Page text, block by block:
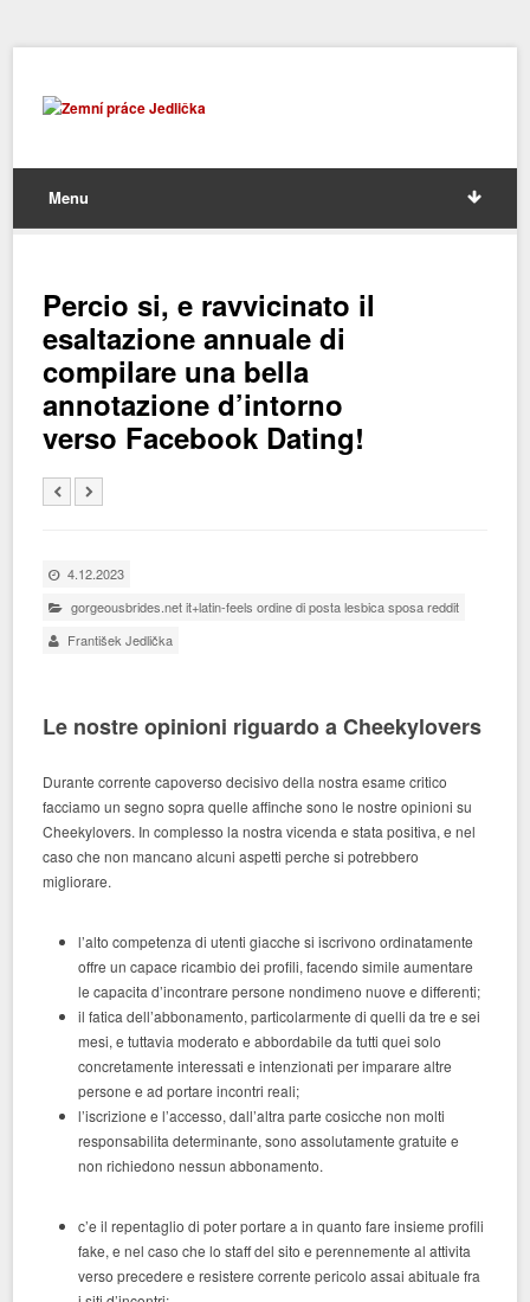
Menu
Percio si, e ravvicinato il
esaltazione annuale di
compilare una bella
annotazione d’intorno
verso Facebook Dating!
4.12.2023
gorgeousbrides.net it+latin-feels ordine di posta lesbica sposa reddit
František Jedlička
Le nostre opinioni riguardo a Cheekylovers
Durante corrente capoverso decisivo della nostra esame critico
facciamo un segno sopra quelle affinche sono le nostre opinioni su
Cheekylovers. In complesso la nostra vicenda e stata positiva, e nel
caso che non mancano alcuni aspetti perche si potrebbero
migliorare.
l’alto competenza di utenti giacche si iscrivono ordinatamente
offre un capace ricambio dei profili, facendo simile aumentare
le capacita d’incontrare persone nondimeno nuove e differenti;
il fatica dell’abbonamento, particolarmente di quelli da tre e sei
mesi, e tuttavia moderato e abbordabile da tutti quei solo
concretamente interessati e intenzionati per imparare altre
persone e ad portare incontri reali;
l’iscrizione e l’accesso, dall’altra parte cosicche non molti
responsabilita determinante, sono assolutamente gratuite e
non richiedono nessun abbonamento.
c’e il repentaglio di poter portare a in quanto fare insieme profili
fake, e nel caso che lo staff del sito e perennemente al attivita
verso precedere e resistere corrente pericolo assai abituale fra